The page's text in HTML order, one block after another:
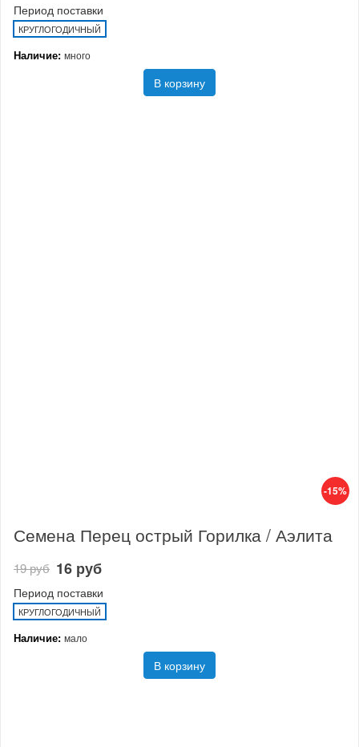
Период поставки
КРУГЛОГОДИЧНЫЙ
Наличие: много
В корзину
-15%
Семена Перец острый Горилка / Аэлита
19 руб 16 руб
Период поставки
КРУГЛОГОДИЧНЫЙ
Наличие: мало
В корзину